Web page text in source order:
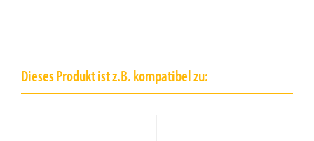
Dieses Produkt ist z.B. kompatibel zu: